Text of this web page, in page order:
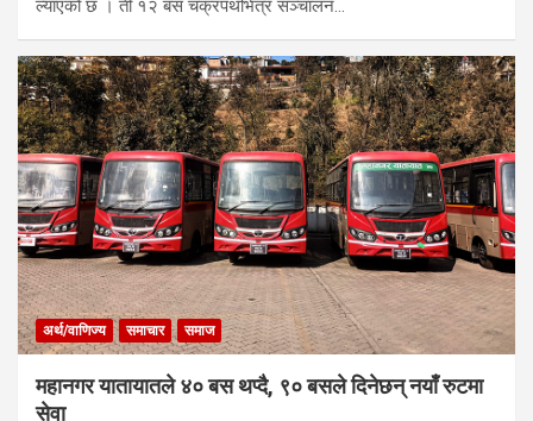
ल्याएको छ । ती १२ बस चक्रपथभित्र सञ्चालन…
अर्थ/वाणिज्य समाचार समाज
महानगर यातायातले ४० बस थप्दै, ९० बसले दिनेछन् नयाँ रुटमा
सेवा